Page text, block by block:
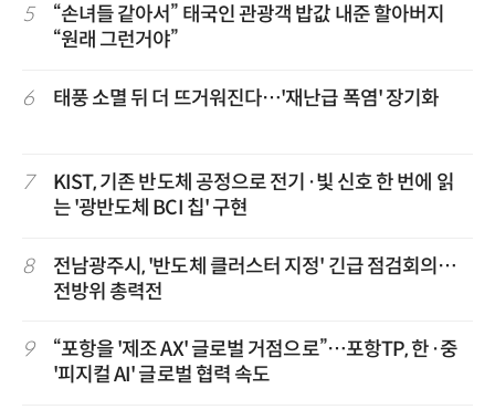
5
“손녀들 같아서” 태국인 관광객 밥값 내준 할아버지
“원래 그런거야”
6 태풍 소멸 뒤 더 뜨거워진다…'재난급 폭염' 장기화
7
KIST, 기존 반도체 공정으로 전기·빛 신호 한 번에 읽
는 '광반도체 BCI 칩' 구현
8
전남광주시, '반도체 클러스터 지정' 긴급 점검회의…
전방위 총력전
9
“포항을 '제조 AX' 글로벌 거점으로”…포항TP, 한·중
'피지컬 AI' 글로벌 협력 속도